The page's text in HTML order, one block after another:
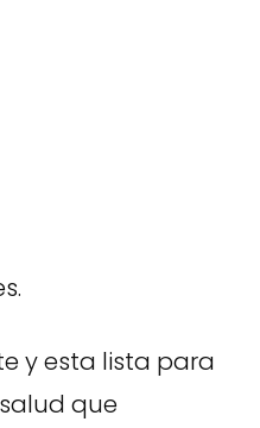
y esta lista para
que